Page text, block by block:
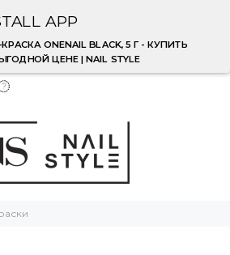
APP
ONENAIL BLACK, 5 Г - КУПИТЬ
ЦЕНЕ | NAIL STYLE